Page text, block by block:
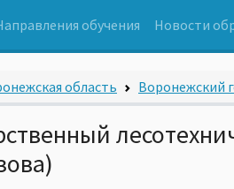
обучения Новости
область Воронежский